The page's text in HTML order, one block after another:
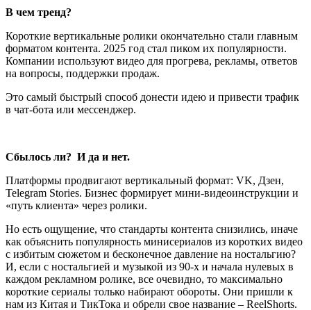
В чем тренд?
Короткие вертикальные ролики окончательно стали главным
форматом контента. 2025 год стал пиком их популярности.
Компании используют видео для прогрева, рекламы, ответов
на вопросы, поддержки продаж.
Это самый быстрый способ донести идею и привести трафик
в чат-бота или мессенджер.
Сбылось ли? И да и нет.
Платформы продвигают вертикальный формат: VK, Дзен,
Telegram Stories. Бизнес формирует мини-видеоинструкции и
«путь клиента» через ролики.
Но есть ощущение, что стандарты контента снизились, иначе
как объяснить популярность минисериалов из коротких видео
с избитым сюжетом и бесконечное давление на ностальгию?
И, если с ностальгией и музыкой из 90-х и начала нулевых в
каждом рекламном ролике, все очевидно, то максимально
короткие сериалы только набирают обороты. Они пришли к
нам из Китая и ТикТока и обрели свое название – ReelShorts.